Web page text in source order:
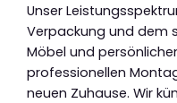
Unser
Verpackung und dem
Möbel und
professionellen
neuen Zuhause. Wir